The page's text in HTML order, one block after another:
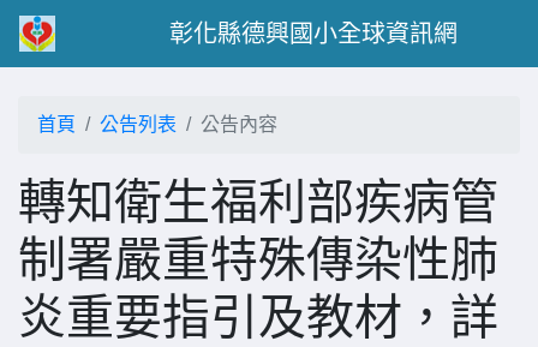
彰化縣德興國小全球資訊網
首頁 公告列表 公告內容
轉知衛生福利部疾病管
制署嚴重特殊傳染性肺
炎重要指引及教材，詳